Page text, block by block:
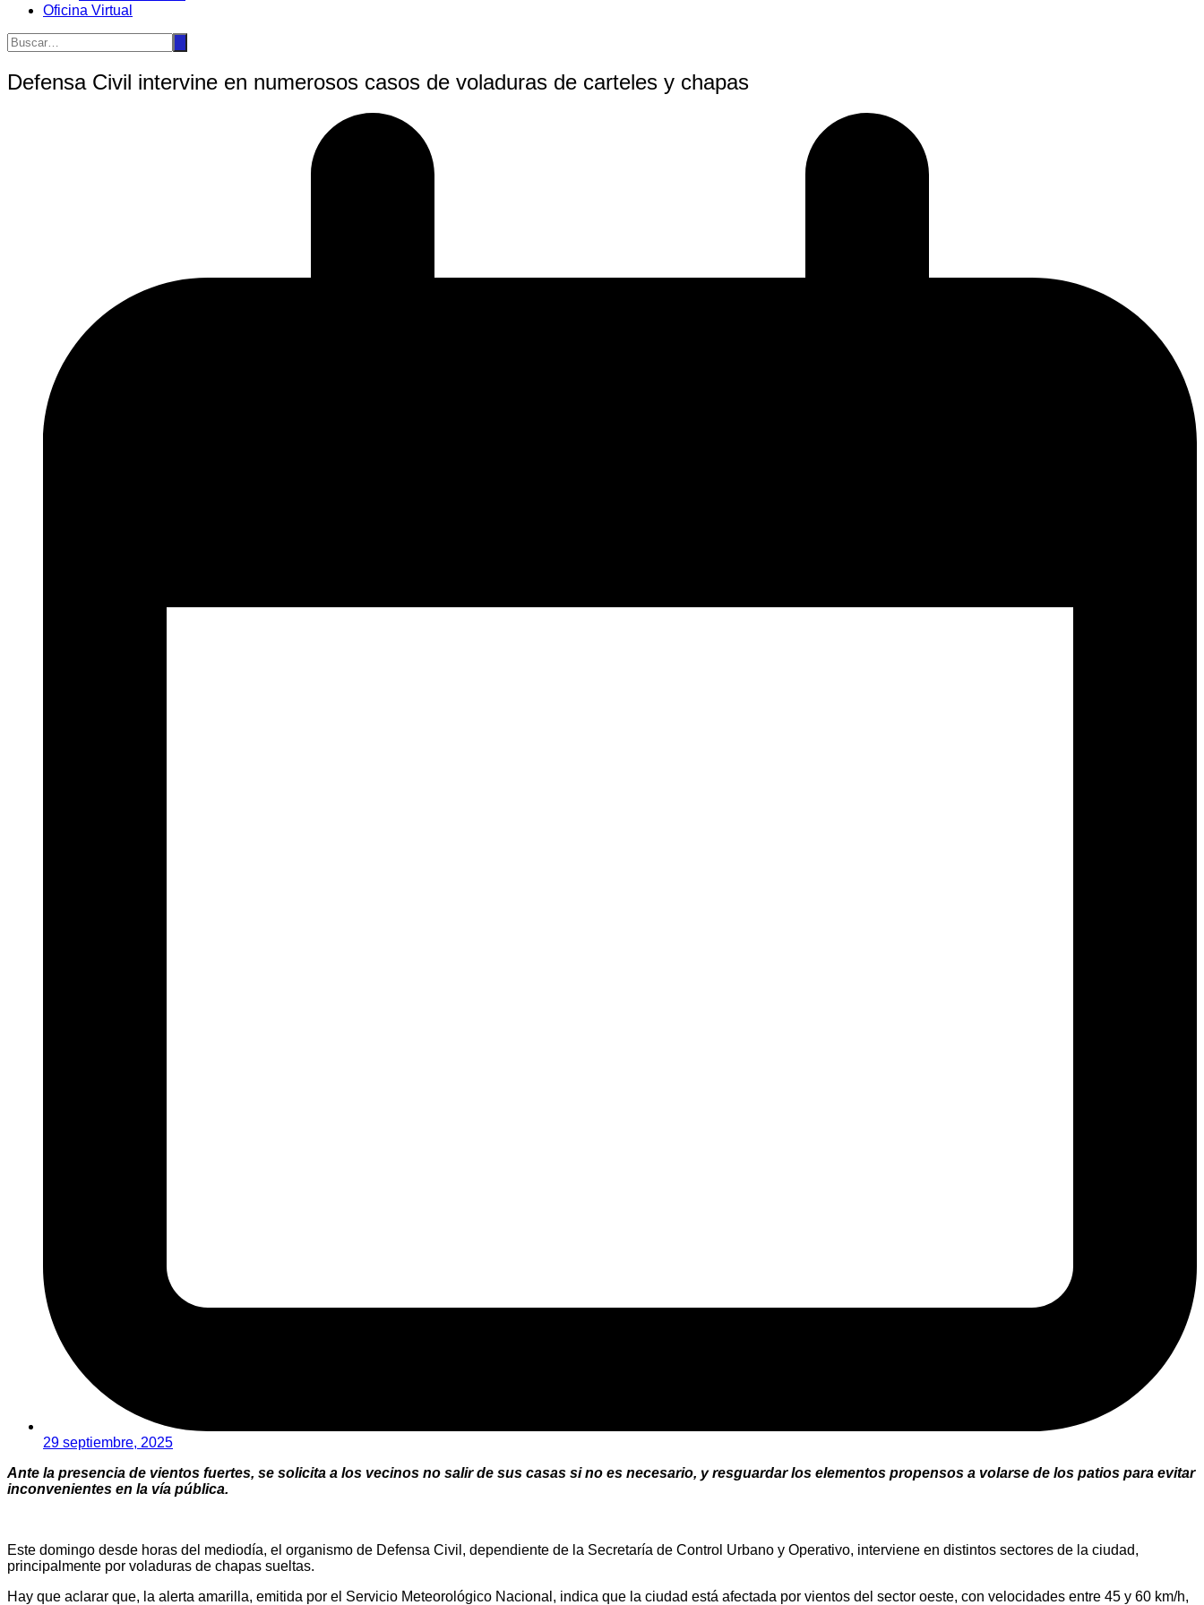
Oficina Virtual
Defensa Civil intervine en numerosos casos de voladuras de carteles y chapas
29 septiembre, 2025
Ante la presencia de vientos fuertes, se solicita a los vecinos no salir de sus casas si no es necesario, y resguardar los elementos propensos a volarse de los patios para evitar
inconvenientes en la vía pública.
Este domingo desde horas del mediodía, el organismo de Defensa Civil, dependiente de la Secretaría de Control Urbano y Operativo, interviene en distintos sectores de la ciudad,
principalmente por voladuras de chapas sueltas.
Hay que aclarar que, la alerta amarilla, emitida por el Servicio Meteorológico Nacional, indica que la ciudad está afectada por vientos del sector oeste, con velocidades entre 45 y 60 km/h,